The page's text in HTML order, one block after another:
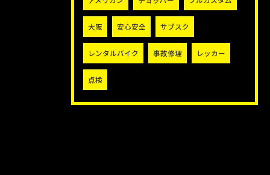
大阪 安心安全 サブスク
レンタルバイク 事故修理 レッカー
点検